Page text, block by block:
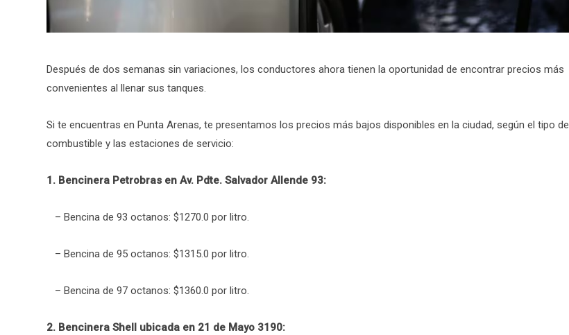
Después de dos semanas sin variaciones, los conductores ahora tienen la oportunidad de encontrar precios más
convenientes al llenar sus tanques.
Si te encuentras en Punta Arenas, te presentamos los precios más bajos disponibles en la ciudad, según el tipo de
combustible y las estaciones de servicio:
1. Bencinera Petrobras en Av. Pdte. Salvador Allende 93:
– Bencina de 93 octanos: $1270.0 por litro.
– Bencina de 95 octanos: $1315.0 por litro.
– Bencina de 97 octanos: $1360.0 por litro.
2. Bencinera Shell ubicada en 21 de Mayo 3190: